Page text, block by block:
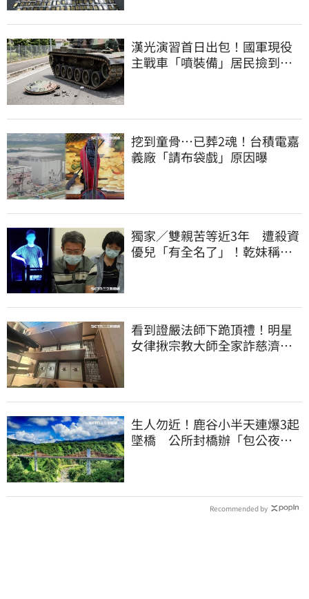
漢光演習首日出包！國軍現役
主戰車「噴裝備」居民撿到零
挖到童骨…已葬2魂！台積電嘉
義廠「請布袋戲」原因曝
獨家／雙親苦等近3年 遭殺資
優兒「有全名了」！乾妹稱賠
看到證嚴法師下跪頂禮！明星
女律揪宗教大師全家詐慈濟…
生人勿近！鹿谷小半天連爆3起
墜橋 公所封橋辦「包公夜
Recommended by